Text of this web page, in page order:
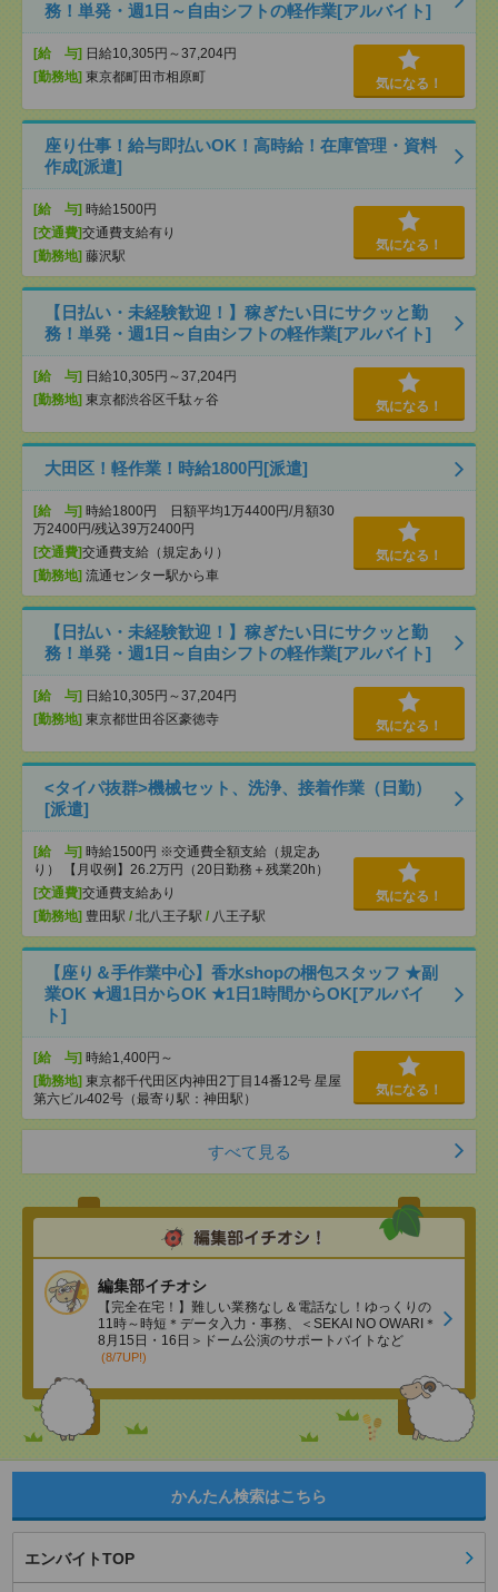
務！単発・週1日～自由シフトの軽作業[アルバイト]
[給 与] 日給10,305円～37,204円
[勤務地] 東京都町田市相原町 気になる！
座り仕事！給与即払いOK！高時給！在庫管理・資料
作成[派遣]
[給 与] 時給1500円
[交通費]交通費支給有り
[勤務地] 藤沢駅
気になる！
【日払い・未経験歓迎！】稼ぎたい日にサクッと勤
務！単発・週1日～自由シフトの軽作業[アルバイト]
[給 与] 日給10,305円～37,204円
[勤務地] 東京都渋谷区千駄ヶ谷 気になる！
大田区！軽作業！時給1800円[派遣]
[給 与] 時給1800円 日額平均1万4400円/月額30
万2400円/残込39万2400円
[交通費]交通費支給（規定あり）
[勤務地] 流通センター駅から車
気になる！
【日払い・未経験歓迎！】稼ぎたい日にサクッと勤
務！単発・週1日～自由シフトの軽作業[アルバイト]
[給 与] 日給10,305円～37,204円
[勤務地] 東京都世田谷区豪徳寺 気になる！
<タイパ抜群>機械セット、洗浄、接着作業（日勤）
[派遣]
[給 与] 時給1500円 ※交通費全額支給（規定あ
り） 【月収例】26.2万円（20日勤務＋残業20h）
[交通費]交通費支給あり
[勤務地] 豊田駅 / 北八王子駅 / 八王子駅
気になる！
【座り＆手作業中心】香水shopの梱包スタッフ ★副
業OK ★週1日からOK ★1日1時間からOK[アルバイ
ト]
[給 与] 時給1,400円～
[勤務地] 東京都千代田区内神田2丁目14番12号 星屋
第六ビル402号（最寄り駅：神田駅）
気になる！
すべて見る
編集部イチオシ
【完全在宅！】難しい業務なし＆電話なし！ゆっくりの
11時～時短＊データ入力・事務、＜SEKAI NO OWARI＊
8月15日・16日＞ドーム公演のサポートバイトなど
(8/7UP!)
かんたん検索はこちら
エンバイトTOP